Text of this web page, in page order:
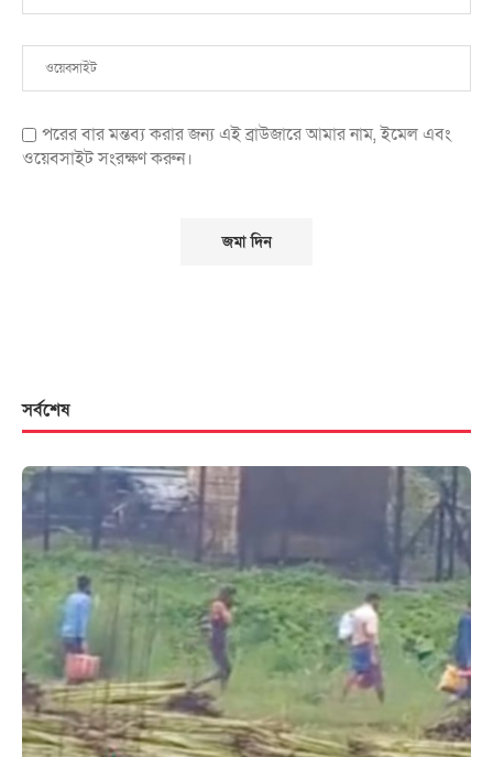
পরের বার মন্তব্য করার জন্য এই ব্রাউজারে আমার নাম, ইমেল এবং
ওয়েবসাইট সংরক্ষণ করুন।
সর্বশেষ